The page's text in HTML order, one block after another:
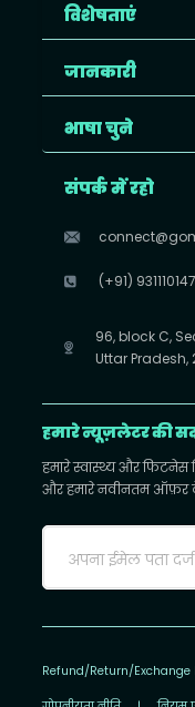
विशेषताएं
जानकारी
भाषा चुने
संपर्क में रहो
(+91)
96, block C,
Uttar Pradesh,
हमारे न्यूज़लेटर की
हमारे स्वास्थ्य और फिटनेस
और हमारे नवीनतम ऑफ़र
Refund/Return/Exchange